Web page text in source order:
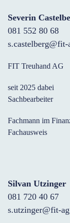
Severin
081 552 80 68
s.castelberg@fit-
FIT Treuhand AG
seit 2025 dabei
Sachbearbeiter
Fachmann im
Fachausweis
Silvan Utzinger
081 720 40 67
s.utzinger@fit-